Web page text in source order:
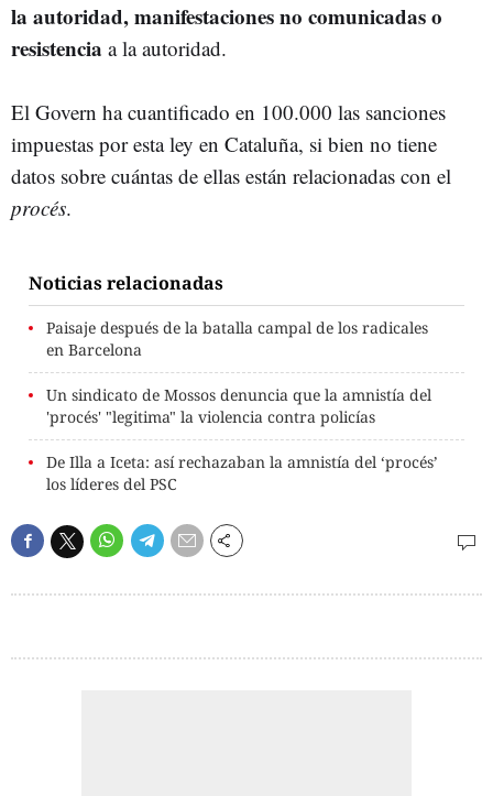
la autoridad, manifestaciones no comunicadas o
resistencia a la autoridad.
El Govern ha cuantificado en 100.000 las sanciones
impuestas por esta ley en Cataluña, si bien no tiene
datos sobre cuántas de ellas están relacionadas con el
procés.
Noticias relacionadas
Paisaje después de la batalla campal de los radicales
en Barcelona
Un sindicato de Mossos denuncia que la amnistía del
'procés' "legitima" la violencia contra policías
De Illa a Iceta: así rechazaban la amnistía del ‘procés’
los líderes del PSC